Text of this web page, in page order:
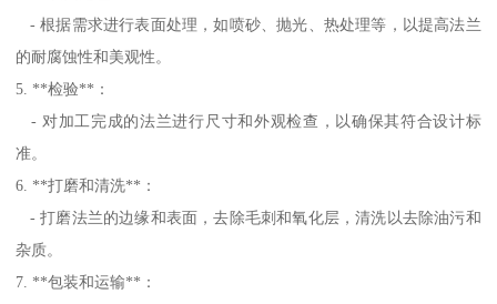
- 根据需求进行表面处理，如喷砂、抛光、热处理等，以提高法兰
的耐腐蚀性和美观性。
5. **检验**：
- 对加工完成的法兰进行尺寸和外观检查，以确保其符合设计标
准。
6. **打磨和清洗**：
- 打磨法兰的边缘和表面，去除毛刺和氧化层，清洗以去除油污和
杂质。
7. **包装和运输**：